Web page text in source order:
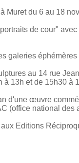
Muret du 6 au 18
de cour"
galeries
au 14 rue
à 13h et de 15h30 à
d'une œuvre
(office national des
Editions